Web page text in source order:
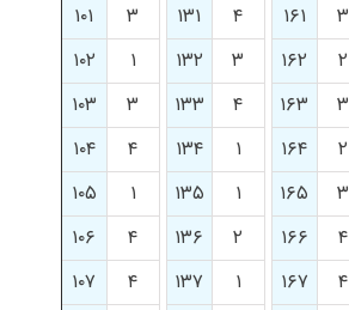
۳ ۱۶۱ ۴ ۱۳۱ ۳
۱۰۱
۲ ۱۶۲ ۳ ۱۳۲ ۱
۱۰۲
۳ ۱۶۳ ۴ ۱۳۳ ۳
۱۰۳
۲ ۱۶۴ ۱ ۱۳۴ ۴
۱۰۴
۳ ۱۶۵ ۱ ۱۳۵ ۱
۱۰۵
۴ ۱۶۶ ۲ ۱۳۶ ۴
۱۰۶
۴ ۱۶۷ ۱ ۱۳۷ ۴
۱۰۷